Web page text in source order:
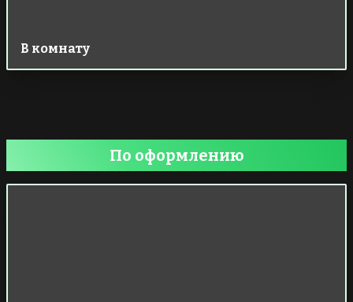
В комнату
По оформлению